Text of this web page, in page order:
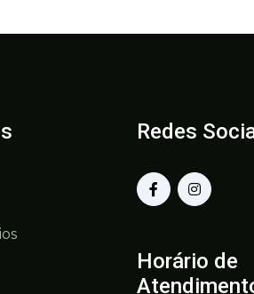
Redes
Horário de